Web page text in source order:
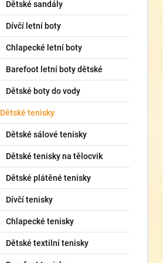
Dětské sandály
Dívčí letní boty
Chlapecké letní boty
Barefoot letní boty dětské
Dětské boty do vody
Dětské tenisky
Dětské sálové tenisky
Dětské tenisky na tělocvik
Dětské plátěné tenisky
Dívčí tenisky
Chlapecké tenisky
Dětské textilní tenisky